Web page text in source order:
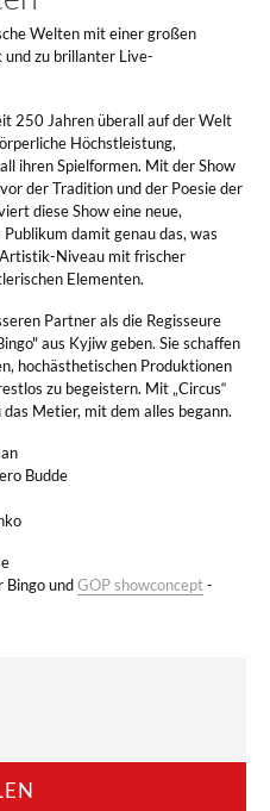
Welten mit einer großen
zu brillanter Live-
250 Jahren überall auf der Welt
Höchstleistung,
ihren Spielformen. Mit der Show
der Tradition und der Poesie der
diese Show eine neue,
damit genau das, was
Niveau mit frischer
Elementen.
Partner als die Regisseure
aus Kyjiw geben. Sie schaffen
hochästhetischen Produktionen
zu begeistern. Mit „Circus“
Metier, mit dem alles begann.
Budde
Bingo undGOP showconcept-